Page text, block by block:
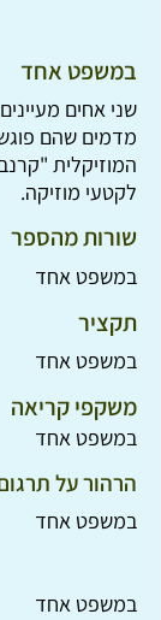
במשפט אחד
שני אחים
מדמים שהם
המוזיקלית
לקטעי מוזיקה.
שורות מהספר
במשפט אחד
תקציר
במשפט אחד
משקפי קריאה
במשפט אחד
הרהור על
במשפט אחד
במשפט אחד